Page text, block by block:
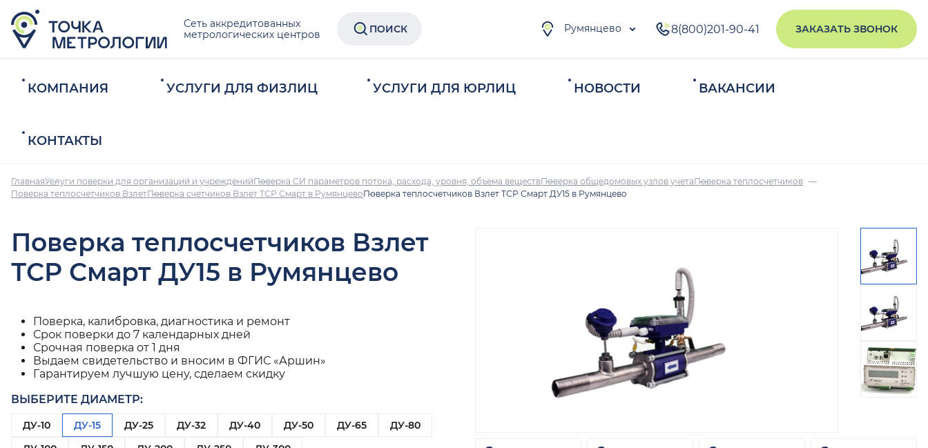
Сеть аккредитованных
метрологических центров
ПОИСК Румянцево 8(800)201-90-41 ЗАКАЗАТЬ ЗВОНОК
КОМПАНИЯ УСЛУГИ ДЛЯ ФИЗЛИЦ УСЛУГИ ДЛЯ ЮРЛИЦ НОВОСТИ ВАКАНСИИ
КОНТАКТЫ
ГлавнаяУслуги поверки для организаций и учрежденийПоверка СИ параметров потока, расхода, уровня, объема веществПоверка общедомовых узлов учетаПоверка теплосчетчиков
Поверка теплосчетчиков ВзлетПоверка счетчиков Взлет ТСР Смарт в РумянцевоПоверка теплосчетчиков Взлет ТСР Смарт ДУ15 в Румянцево
Поверка теплосчетчиков Взлет
ТСР Смарт ДУ15 в Румянцево
Поверка, калибровка, диагностика и ремонт
Срок поверки до 7 календарных дней
Срочная поверка от 1 дня
Выдаем свидетельство и вносим в ФГИС «Аршин»
Гарантируем лучшую цену, сделаем скидку
ВЫБЕРИТЕ ДИАМЕТР:
ДУ-10 ДУ-15 ДУ-25 ДУ-32 ДУ-40 ДУ-50 ДУ-65
ДУ-80